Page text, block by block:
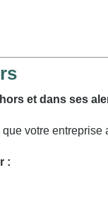
et dans ses
votre
: